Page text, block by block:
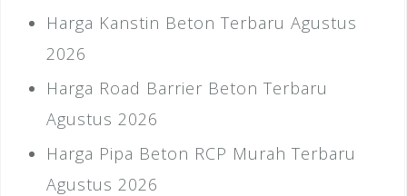
Harga Kanstin Beton Terbaru Agustus
2026
Harga Road Barrier Beton Terbaru
Agustus 2026
Harga Pipa Beton RCP Murah Terbaru
Agustus 2026